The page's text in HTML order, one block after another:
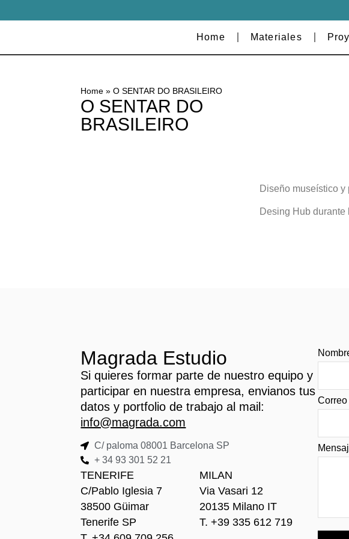
Home Materiales
Home »O SENTAR DO BRASILEIRO
O SENTAR DO
BRASILEIRO
Diseño museístico
Desing Hub
Magrada Estudio
Si quieres formar parte de nuestro equipo y
participar en nuestra empresa, envianos tus
datos y portfolio de trabajo al mail:
info@magrada.com
C/ paloma 08001 Barcelona SP
+ 34 93 301 52 21
TENERIFE
C/Pablo Iglesia 7
38500 Güimar
Tenerife SP
MILAN
Via Vasari 12
20135 Milano IT
T. +39 335 612 719